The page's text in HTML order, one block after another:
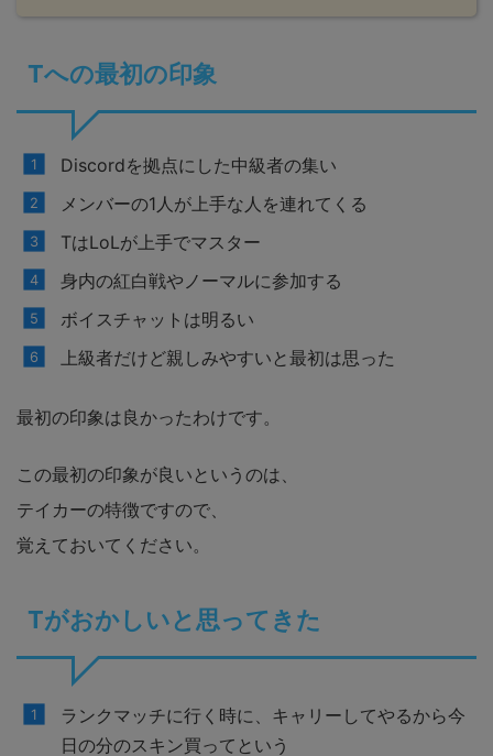
Tへの最初の印象
Discordを拠点にした中級者の集い
メンバーの1人が上手な人を連れてくる
TはLoLが上手でマスター
身内の紅白戦やノーマルに参加する
ボイスチャットは明るい
上級者だけど親しみやすいと最初は思った
最初の印象は良かったわけです。
この最初の印象が良いというのは、
テイカーの特徴ですので、
覚えておいてください。
Tがおかしいと思ってきた
ランクマッチに行く時に、キャリーしてやるから今
日の分のスキン買ってという